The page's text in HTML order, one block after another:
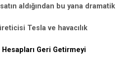
aldığından bu yana dramatik
Tesla ve havacılık
Hesapları Geri Getirmeyi